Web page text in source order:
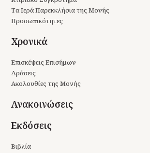
Τα Ιερά Παρεκκλήσια της Μονής
Προσωπικότητες
Χρονικά
Επισκέψεις Επισήμων
Δράσεις
Ακολουθίες της Μονής
Ανακοινώσεις
Εκδόσεις
Βιβλία